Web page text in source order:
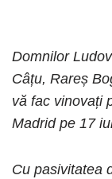
Domnilor
Câțu, Rareș
vă fac vinovați
Madrid pe 17
Cu pasivitatea